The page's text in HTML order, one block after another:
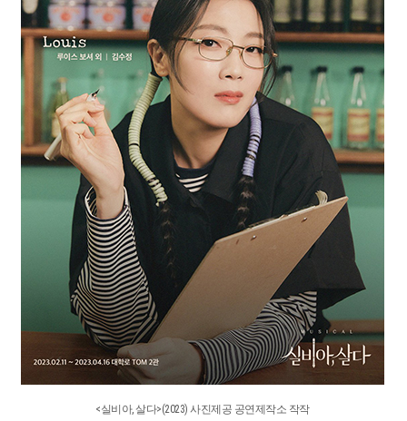
<실비아, 살다>(2023) 사진제공 공연제작소 작작